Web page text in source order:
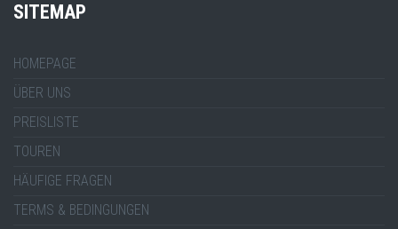
SITEMAP
HOMEPAGE
ÜBER UNS
PREISLISTE
TOUREN
HÄUFIGE FRAGEN
TERMS & BEDINGUNGEN